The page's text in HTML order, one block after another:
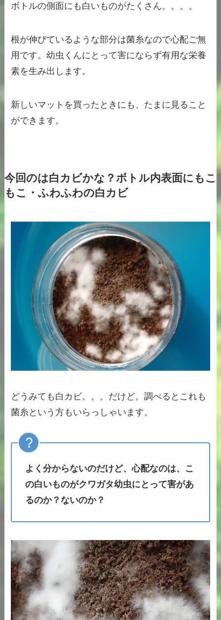
ボトルの側面にも白いものがたくさん。。。。
根が伸びているような部分は菌糸なので心配ご無
用です。幼虫くんにとって害にならず有用な栄養
素を生み出します。
新しいマットを買ったときにも、たまに見ること
ができます。
今回のは白カビかな？ボトル内表面にもこ
もこ・ふわふわの白カビ
どうみても白カビ。。。だけど。調べるとこれも
菌糸という方もいらっしゃいます。
よく分からないのだけど、心配なのは、こ
の白いものがクワガタ幼虫にとって害があ
るのか？ないのか？